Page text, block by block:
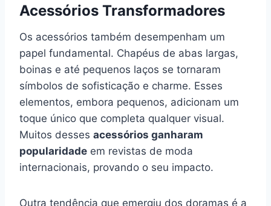
Acessórios Transformadores
Os acessórios também desempenham um
papel fundamental. Chapéus de abas largas,
boinas e até pequenos laços se tornaram
símbolos de sofisticação e charme. Esses
elementos, embora pequenos, adicionam um
toque único que completa qualquer visual.
Muitos desses acessórios ganharam
popularidade em revistas de moda
internacionais, provando o seu impacto.
Outra tendência que emergiu dos doramas é a